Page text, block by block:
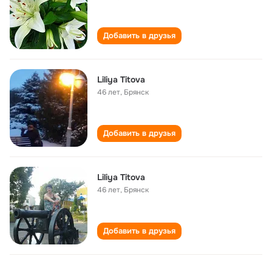
Добавить в друзья
Liliya Titova
46 лет, Брянск
Добавить в друзья
Liliya Titova
46 лет, Брянск
Добавить в друзья